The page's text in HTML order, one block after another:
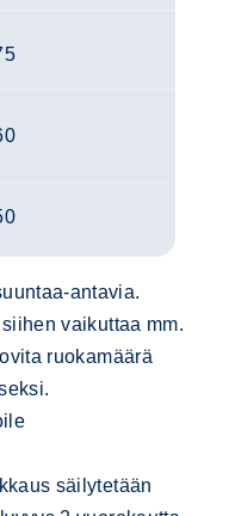
antavia.
vaikuttaa mm.
ruokamäärä
säilytetään